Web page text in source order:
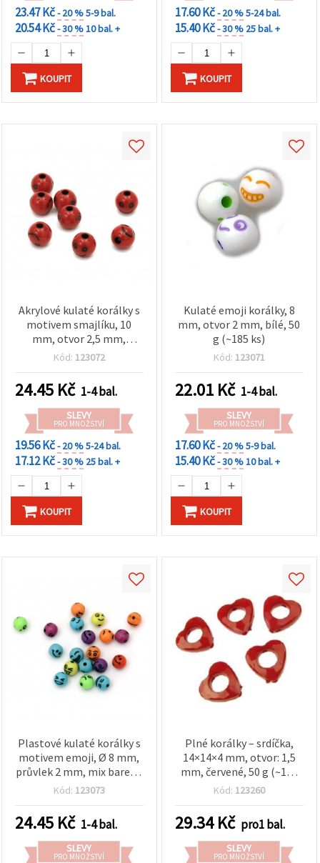
23.47 Kč- 20 %5-9 bal.
20.54 Kč- 30 %10 bal. +
KOUPIT
17.60 Kč- 20 %5-24 bal.
15.40 Kč- 30 % 25 bal. +
KOUPIT
Akrylové kulaté korálky s
motivem smajlíku, 10
mm, otvor 2,5 mm,
červené, 20 g (~38 ks)
Kód: 123072
24.45 Kč 1-4 bal.
SLEVY
PRO MNOŽSTVÍ
19.56 Kč- 20 %5-24 bal.
17.12 Kč- 30 % 25 bal. +
KOUPIT
Kulaté emoji korálky, 8
mm, otvor 2 mm, bílé, 50
g (~185 ks)
Kód: 123071
22.01 Kč 1-4 bal.
SLEVY
PRO MNOŽSTVÍ
17.60 Kč- 20 %5-9 bal.
15.40 Kč- 30 %10 bal. +
KOUPIT
Plastové kulaté korálky s
motivem emoji, Ø 8 mm,
průvlek 2 mm, mix barev –
50 g (~185 ks), pro
DIY šperky
Kód: 123073
24.45 Kč 1-4 bal.
SLEVY
PRO MNOŽSTVÍ
Plné korálky – srdíčka,
14×14×4 mm, otvor: 1,5
mm, červené, 50 g (~113
ks)
Kód: 123260
29.34Kč pro1 bal.
SLEVY
PRO MNOŽSTVÍ